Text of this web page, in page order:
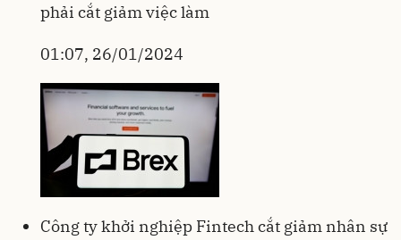
phải cắt giảm việc làm
01:07, 26/01/2024
Công ty khởi nghiệp Fintech cắt giảm nhân sự